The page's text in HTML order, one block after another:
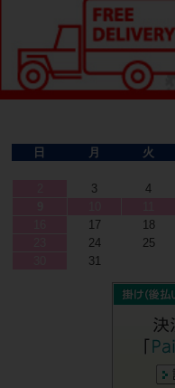
日
月 火
3 4
17 18
24 25
31